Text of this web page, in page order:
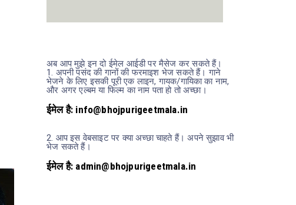
अब आप मुझे इन दो ईमेल आईडी पर मैसेज कर सकते हैं।
1. अपनी पसंद की गानों की फरमाइश भेज सकते हैं। गाने
भेजने के लिए इसकी पूरी एक लाइन, गायक/गायिका का नाम,
और अगर एल्बम या फिल्म का नाम पता हो तो अच्छा।
ईमेल है: info@bhojpurigeetmala.in
2. आप इस वेबसाइट पर क्या अच्छा चाहते हैं। अपने सुझाव भी
भेज सकते हैं।
ईमेल है: admin@bhojpurigeetmala.in